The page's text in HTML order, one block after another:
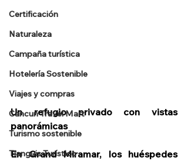
Certificación
Naturaleza
Campaña turística
Hotelería Sostenible
Viajes y compras
Cancun Travel Mart
Turismo sostenible
Tianguis Turístico
Un refugio privado con vistas
panorámicas
En Grand Miramar, los huéspedes